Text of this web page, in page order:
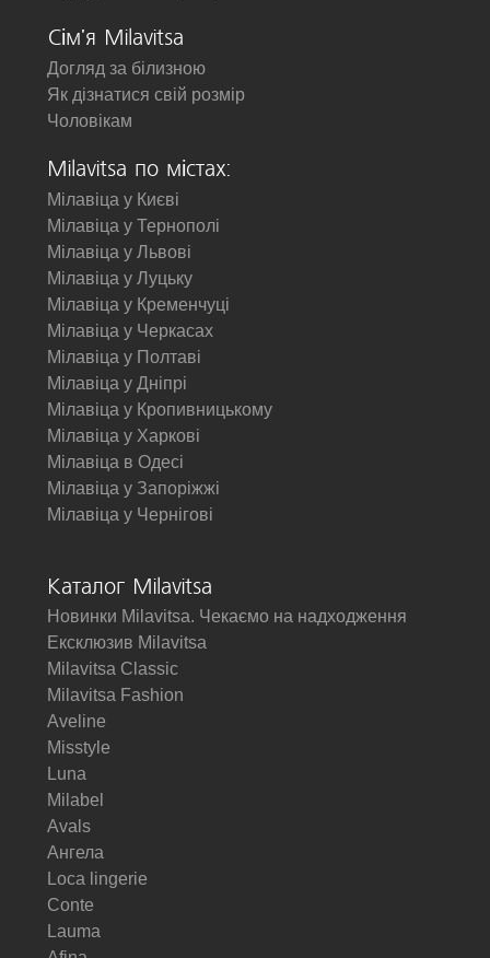
Сім'я Milavitsa
Догляд за білизною
Як дізнатися свій розмір
Чоловікам
Milavitsa по містах:
Мілавіца у Києві
Мілавіца у Тернополі
Мілавіца у Львові
Мілавіца у Луцьку
Мілавіца у Кременчуці
Мілавіца у Черкасах
Мілавіца у Полтаві
Мілавіца у Дніпрі
Мілавіца у Кропивницькому
Мілавіца у Харкові
Мілавіца в Одесі
Мілавіца у Запоріжжі
Мілавіца у Чернігові
Каталог Milavitsa
Новинки Milavitsa. Чекаємо на надходження
Ексклюзив Milavitsa
Milavitsa Classic
Milavitsa Fashion
Aveline
Misstyle
Luna
Milabel
Avals
Ангела
Loca lingerie
Conte
Lauma